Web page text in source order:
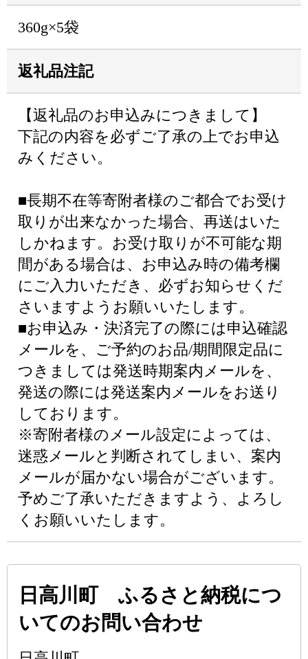
360g×5袋
返礼品注記
【返礼品のお申込みにつきまして】
下記の内容を必ずご了承の上でお申込
みください。
■長期不在等寄附者様のご都合でお受け
取りが出来なかった場合、再送はいた
しかねます。お受け取りが不可能な期
間がある場合は、お申込み時の備考欄
にご入力いただき、必ずお知らせくだ
さいますようお願いいたします。
■お申込み・決済完了の際には申込確認
メールを、ご予約のお品/期間限定品に
つきましては発送時期案内メールを、
発送の際には発送案内メールをお送り
しております。
※寄附者様のメール設定によっては、
迷惑メールと判断されてしまい、案内
メールが届かない場合がございます。
予めご了承いただきますよう、よろし
くお願いいたします。
日高川町 ふるさと納税につ
いてのお問い合わせ